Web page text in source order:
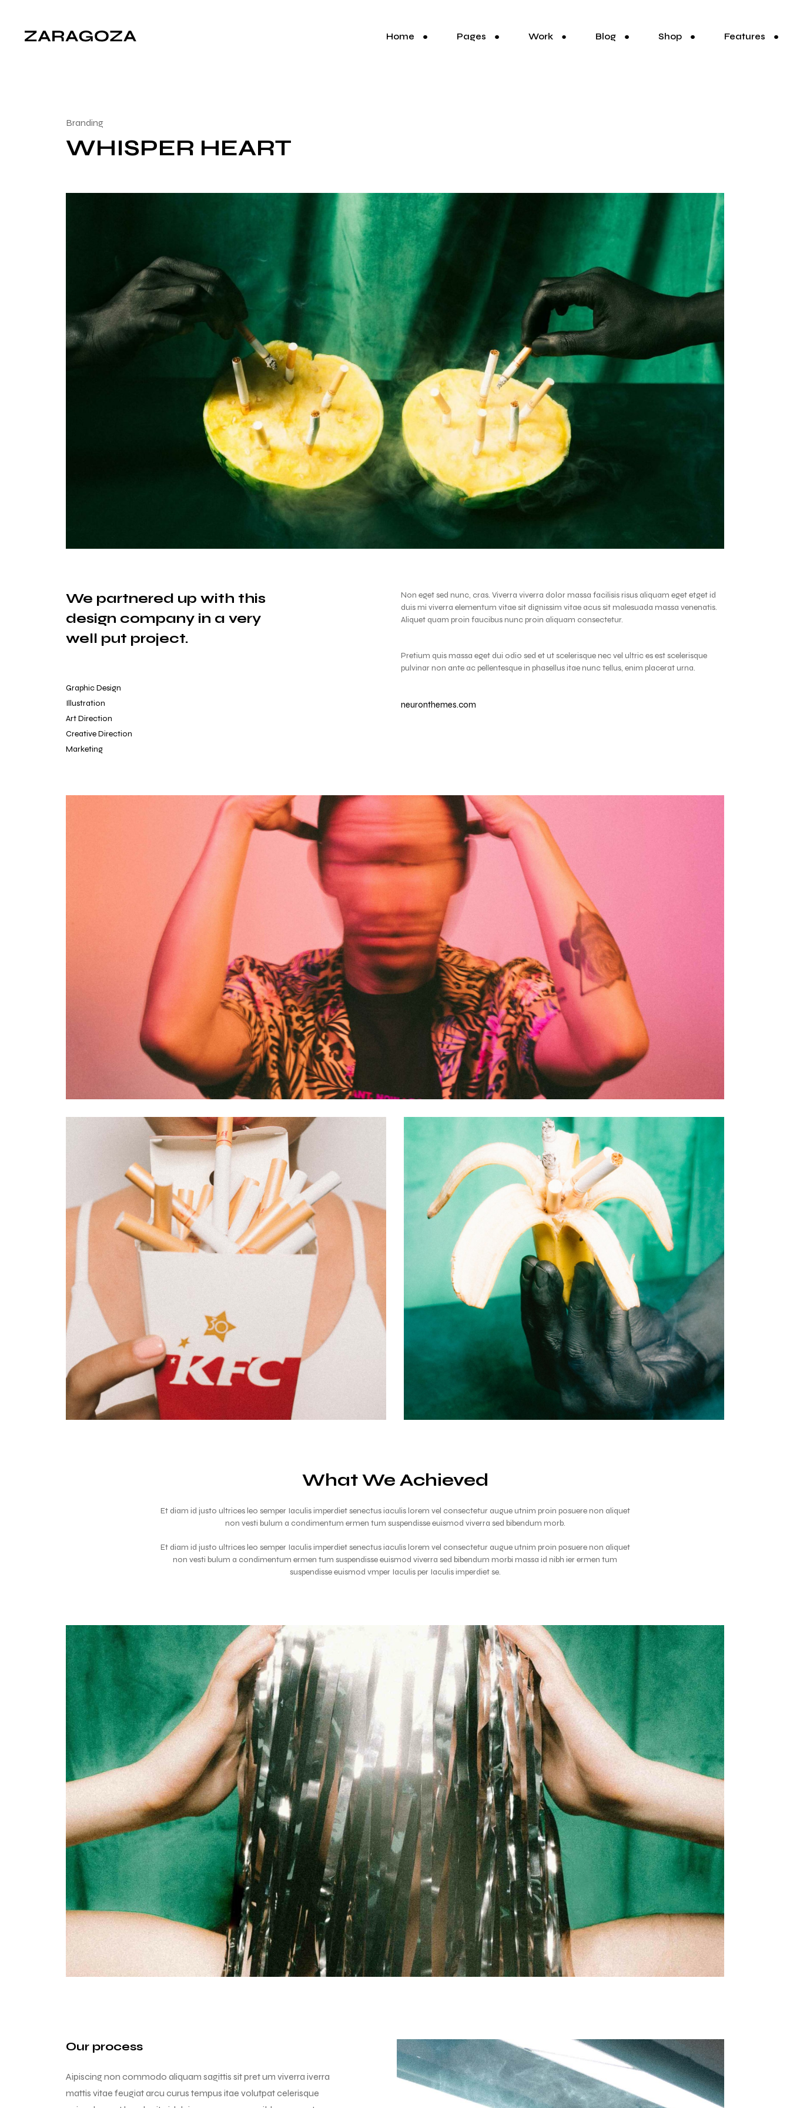
Home Pages Work Blog Shop Features
Branding
WHISPER HEART
We partnered up with this
design company in a very
well put project.
Graphic Design
Illustration
Art Direction
Creative Direction
Marketing
Non eget sed nunc, cras. Viverra viverra dolor massa facilisis risus aliquam eget etget id
duis mi viverra elementum vitae sit dignissim vitae acus sit malesuada massa venenatis.
Aliquet quam proin faucibus nunc proin aliquam consectetur.
Pretium quis massa eget dui odio sed et ut scelerisque nec vel ultric es est scelerisque
pulvinar non ante ac pellentesque in phasellus itae nunc tellus, enim placerat urna.
neuronthemes.com
What We Achieved
Et diam id justo ultrices leo semper Iaculis imperdiet senectus iaculis lorem vel consectetur augue utnim proin posuere non aliquet
non vesti bulum a condimentum ermen tum suspendisse euismod viverra sed bibendum morb.
Et diam id justo ultrices leo semper Iaculis imperdiet senectus iaculis lorem vel consectetur augue utnim proin posuere non aliquet
non vesti bulum a condimentum ermen tum suspendisse euismod viverra sed bibendum morbi massa id nibh ier ermen tum
suspendisse euismod vmper Iaculis per Iaculis imperdiet se.
Our process
Aipiscing non commodo aliquam sagittis sit pret um viverra iverra
mattis vitae feugiat arcu curus tempus itae volutpat celerisque